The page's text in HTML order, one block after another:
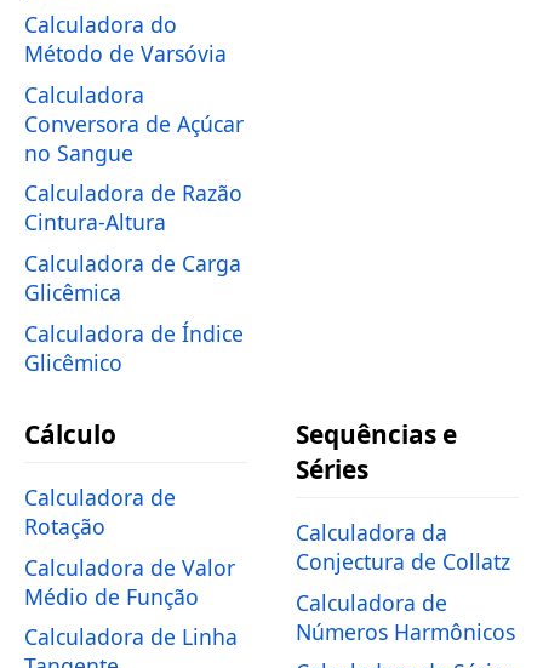
Calculadora do
Método de Varsóvia
Calculadora
Conversora de Açúcar
no Sangue
Calculadora de Razão
Cintura-Altura
Calculadora de Carga
Glicêmica
Calculadora de Índice
Glicêmico
Cálculo
Calculadora de
Rotação
Calculadora de Valor
Médio de Função
Calculadora de Linha
Sequências e
Séries
Calculadora da
Conjectura de Collatz
Calculadora de
Números Harmônicos